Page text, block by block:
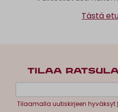
Tästä
TILAA
Tilaamalla uutiskirjeen hyväksyt